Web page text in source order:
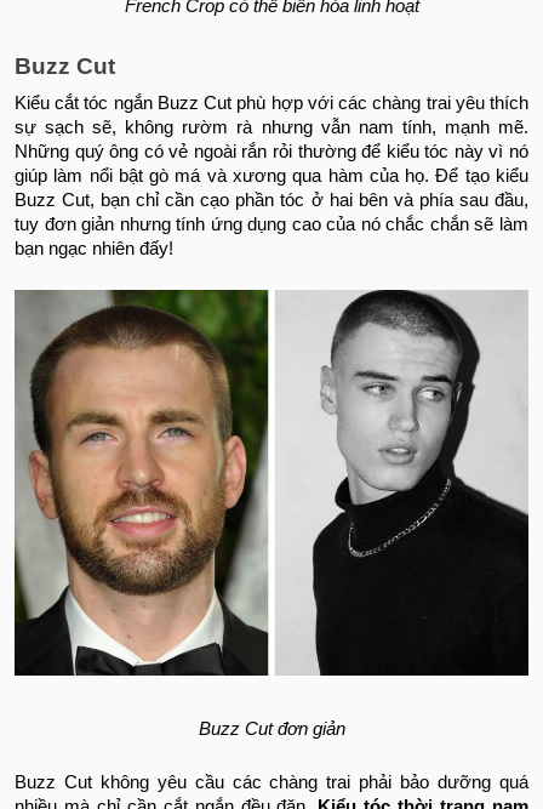
French Crop có thể biến hóa linh hoạt
Buzz Cut
Kiểu cắt tóc ngắn Buzz Cut phù hợp với các chàng trai yêu thích
sự sạch sẽ, không rườm rà nhưng vẫn nam tính, mạnh mẽ.
Những quý ông có vẻ ngoài rắn rỏi thường để kiểu tóc này vì nó
giúp làm nổi bật gò má và xương qua hàm của họ. Để tạo kiểu
Buzz Cut, bạn chỉ cần cạo phần tóc ở hai bên và phía sau đầu,
tuy đơn giản nhưng tính ứng dụng cao của nó chắc chắn sẽ làm
bạn ngạc nhiên đấy!
Buzz Cut đơn giản
Buzz Cut không yêu cầu các chàng trai phải bảo dưỡng quá